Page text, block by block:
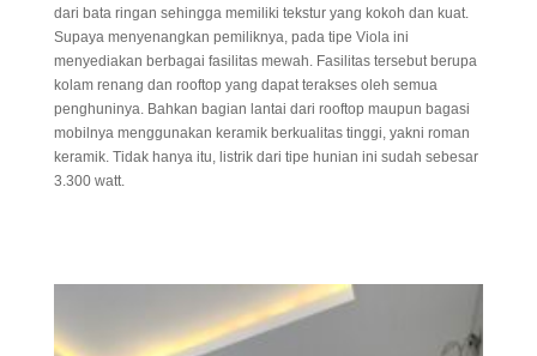
dari bata ringan sehingga memiliki tekstur yang kokoh dan kuat.
Supaya menyenangkan pemiliknya, pada tipe Viola ini
menyediakan berbagai fasilitas mewah. Fasilitas tersebut berupa
kolam renang dan rooftop yang dapat terakses oleh semua
penghuninya. Bahkan bagian lantai dari rooftop maupun bagasi
mobilnya menggunakan keramik berkualitas tinggi, yakni roman
keramik. Tidak hanya itu, listrik dari tipe hunian ini sudah sebesar
3.300 watt.